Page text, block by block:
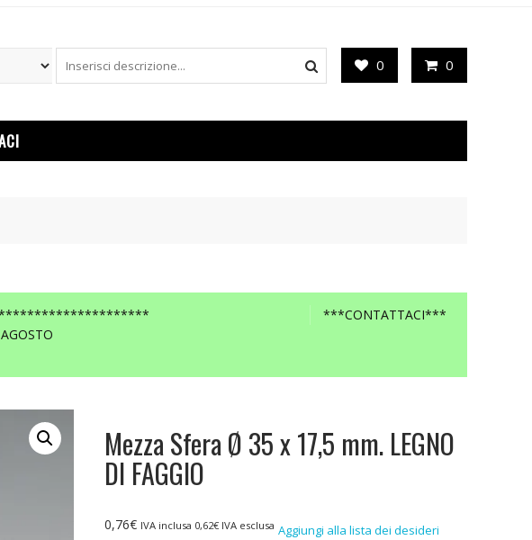
0 0
***CONTATTACI***
Mezza Sfera Ø 35 x 17,5 mm. LEGNO
DI FAGGIO
0,76€ IVA inclusa 0,62€IVA esclusa Aggiungi alla lista dei desideri